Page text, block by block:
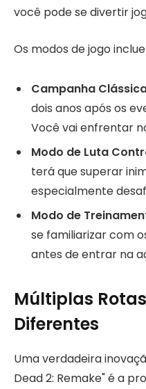
você pode se divertir
Os modos de jogo
Campanha
dois anos após os
Você vai enfrentar
Modo de Luta
terá que superar
especialmente
Modo de
se familiarizar com
antes de entrar na
Múltiplas
Diferentes
Uma verdadeira
Dead 2: Remake" é a